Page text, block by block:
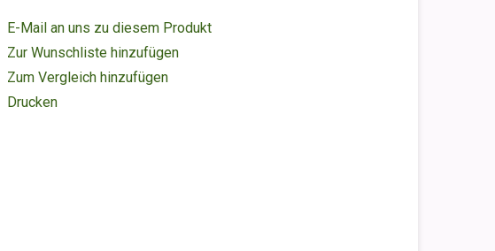
E-Mail an uns zu diesem Produkt
Zur Wunschliste hinzufügen
Zum Vergleich hinzufügen
Drucken